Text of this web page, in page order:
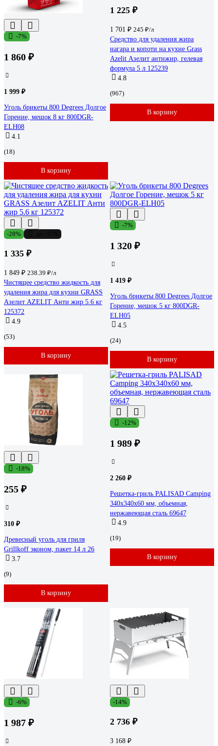
-7%
1 860 ₽
1 999 ₽
Уголь брикеты 800 Degrees Долгое
Горение, мешок 8 кг 800DGR-
ELH08
4.1
(18)
В корзину
1 225 ₽
1 701 ₽ 245 ₽/л
Средство для удаления жира
нагара и копоти на кухне Grass
Azelit Азелит антижир, гелевая
формула 5 л 125239
4.8
(967)
В корзину
-28%
1 335 ₽
1 849 ₽ 238.39 ₽/л
Чистящее средство жидкость для
удаления жира для кухни GRASS
Азелит AZELIT Анти жир 5.6 кг
125372
4.9
(53)
В корзину
-7%
1 320 ₽
1 419 ₽
Уголь брикеты 800 Degrees Долгое
Горение, мешок 5 кг 800DGR-
ELH05
4.5
(24)
В корзину
-18%
255 ₽
310 ₽
Древесный уголь для гриля
Grillkoff эконом, пакет 14 л 26
3.7
(9)
В корзину
-12%
1 989 ₽
2 260 ₽
Решетка-гриль PALISAD Camping
340x340x60 мм, объемная,
нержавеющая сталь 69647
4.9
(19)
В корзину
-6%
1 987 ₽
-14%
2 736 ₽
3 168 ₽